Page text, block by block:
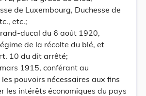
de Luxembourg, Duchesse de
etc.;
ducal du 6 août 1920,
de la récolte du blé, et
10 du dit arrêté;
1915, conférant au
pouvoirs nécessaires aux fins
les intérêts économiques du pays